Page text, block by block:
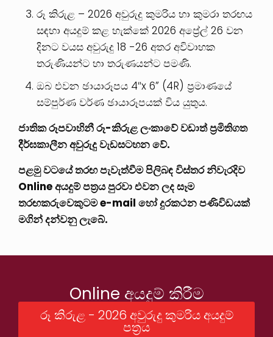
රූ කිරුළ – 2026 අවුරුදු කුමරිය හා කුමරා තරඟය
සඳහා අයදුම් කළ හැක්කේ 2026 අප්‍රේල් 26 වන
දිනට වයස අවුරුදු 18 -26 අතර අවිවාහක
තරුණියන්ට හා තරුණයන්ට පමණි.
ඔබ එවන ඡායාරූපය 4″x 6” (4R) ප්‍රමාණයේ
සම්පුර්ණ වර්ණ ඡායාරූපයක් විය යුතුය.
ජාතික රූපවාහිනී රූ-කිරුළ ලංකාවේ වඩාත් ප්‍රමිතිගත
දීර්ඝකාලීන අවුරුදු වැඩසටහන වේ.
පළමු වටයේ තරඟ පැවැත්වීම පිලිබඳ විස්තර නිවැරදිව
Online අයදුම් පත්‍රය පුරවා එවන ලද සෑම
තරඟකරුවෙකුටම e-mail හෝ දුරකථන පණිවිඩයක්
මගින් දන්වනු ලැබේ.
Online අයදුම් කිරීම
රූ කිරුළ - 2026 අවුරුදු කුමරිය අයදුම්
පත්‍රය